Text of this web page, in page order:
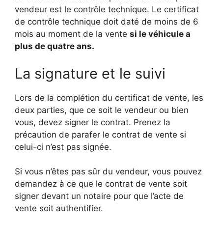
vendeur est le contrôle technique. Le certificat
de contrôle technique doit daté de moins de 6
mois au moment de la vente si le véhicule a
plus de quatre ans.
La signature et le suivi
Lors de la complétion du certificat de vente, les
deux parties, que ce soit le vendeur ou bien
vous, devez signer le contrat. Prenez la
précaution de parafer le contrat de vente si
celui-ci n’est pas signée.
Si vous n’êtes pas sûr du vendeur, vous pouvez
demandez à ce que le contrat de vente soit
signer devant un notaire pour que l’acte de
vente soit authentifier.